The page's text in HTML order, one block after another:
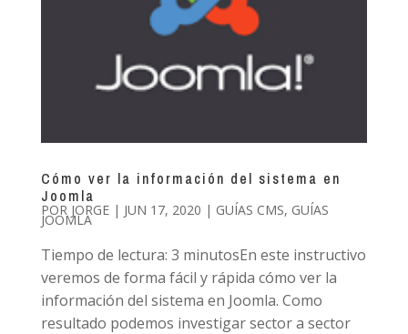
Cómo ver la información del sistema en
Joomla
POR JORGE| JUN 17, 2020 | GUÍAS CMS, GUÍAS
JOOMLA
Tiempo de lectura: 3 minutosEn este instructivo
veremos de forma fácil y rápida cómo ver la
información del sistema en Joomla. Como
resultado podemos investigar sector a sector